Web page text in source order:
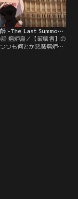
最後の召喚師 -The Last Summoner- 第10話／吹替
熔炉島／【破壊者】の
つも何とか悪魔熔炉に
アジェたち。そこは世
が集まり公正公平に戦